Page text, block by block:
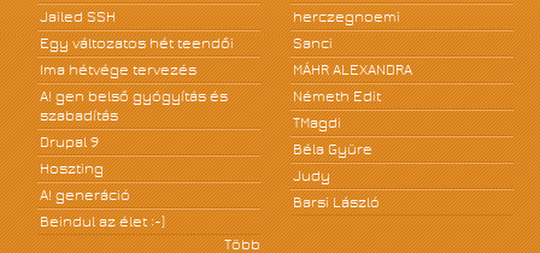
Jailed SSH
Egy változatos hét teendői
Ima hétvége tervezés
A! gen belső gyógyítás és
szabadítás
Drupal 9
Hoszting
A! generáció
Beindul az élet :-)
Több
herczegnoemi
Sanci
MÁHR ALEXANDRA
Németh Edit
TMagdi
Béla Gyüre
Judy
Barsi László